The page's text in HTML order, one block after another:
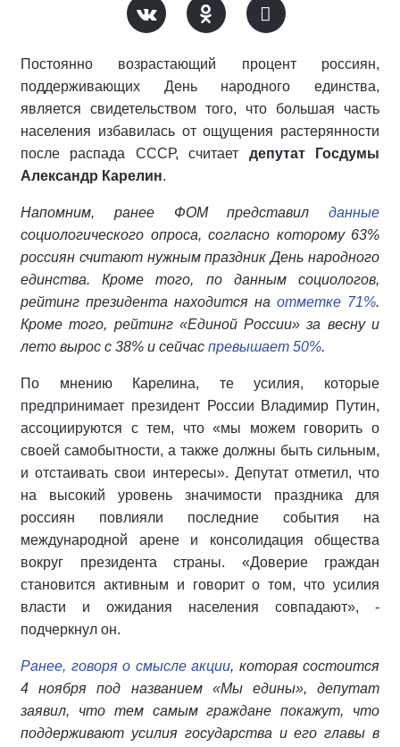
Постоянно возрастающий процент россиян,
поддерживающих День народного единства,
является свидетельством того, что большая часть
населения избавилась от ощущения растерянности
после распада СССР, считает депутат Госдумы
Александр Карелин.
Напомним, ранее ФОМ представил данные
социологического опроса, согласно которому 63%
россиян считают нужным праздник День народного
единства. Кроме того, по данным социологов,
рейтинг президента находится на отметке 71%.
Кроме того, рейтинг «Единой России» за весну и
лето вырос с 38% и сейчас превышает 50%.
По мнению Карелина, те усилия, которые
предпринимает президент России Владимир Путин,
ассоциируются с тем, что «мы можем говорить о
своей самобытности, а также должны быть сильным,
и отстаивать свои интересы». Депутат отметил, что
на высокий уровень значимости праздника для
россиян повлияли последние события на
международной арене и консолидация общества
вокруг президента страны. «Доверие граждан
становится активным и говорит о том, что усилия
власти и ожидания населения совпадают», -
подчеркнул он.
Ранее, говоря о смысле акции, которая состоится
4 ноября под названием «Мы едины», депутат
заявил, что тем самым граждане покажут, что
поддерживают усилия государства и его главы в